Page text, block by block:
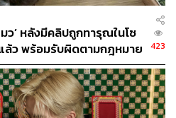
ว’ หลังมีคลิปถูกทารุณในโซ
ล้ว พร้อมรับผิดตามกฎหมาย
423